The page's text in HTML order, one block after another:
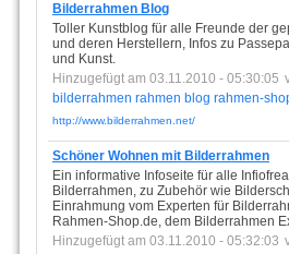
Bilderrahmen Blog
Toller Kunstblog für alle Freunde der
und deren Herstellern, Infos zu
und Kunst.
Hinzugefügt am 03.11.2010 - 05:30:05
bilderrahmen rahmen blog rahmen-
http://www.bilderrahmen.net/
Schöner Wohnen mit Bilderrahmen
Ein informative Infoseite für alle
Bilderrahmen, zu Zubehör wie
Einrahmung vom Experten für
Rahmen-Shop.de, dem Bilderrahmen
Hinzugefügt am 03.11.2010 - 05:32:03